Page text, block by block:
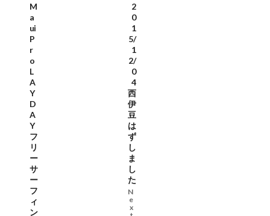
M
a
ui
P
r
o
L
A
Y
D
A
Y
フ
リ
ー
サ
ー
フ
ィ
ン
2
0
1
5/
1
2/
0
4
西
伊
豆
は
ず
し
ま
し
た
N
e
x